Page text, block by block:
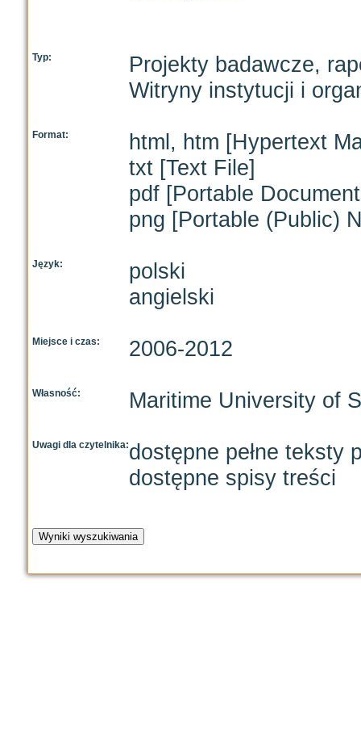
Typ:
Projekty badawcze,
Witryny instytucji i
Format:
html, htm [Hypertext
txt [Text File]
pdf [Portable
png [Portable (Public)
Język:
polski
angielski
Miejsce i czas: 2006-2012
Własność: Maritime University of
Uwagi dla czytelnika:dostępne pełne teksty
dostępne spisy treści